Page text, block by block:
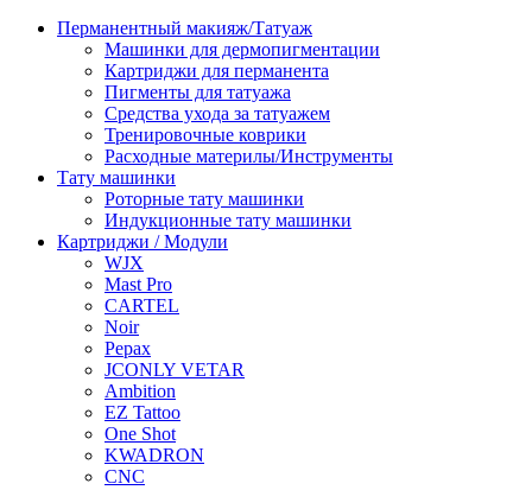
Перманентный макияж/Татуаж
Машинки для дермопигментации
Картриджи для перманента
Пигменты для татуажа
Средства ухода за татуажем
Тренировочные коврики
Расходные материлы/Инструменты
Тату машинки
Роторные тату машинки
Индукционные тату машинки
Картриджи / Модули
WJX
Mast Pro
CARTEL
Noir
Pepax
JCONLY VETAR
Ambition
EZ Tattoo
One Shot
KWADRON
CNC